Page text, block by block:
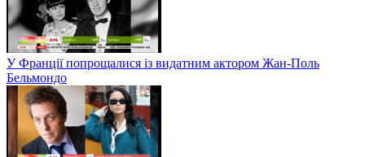
У Франції попрощалися із видатним актором Жан-Поль
Бельмондо